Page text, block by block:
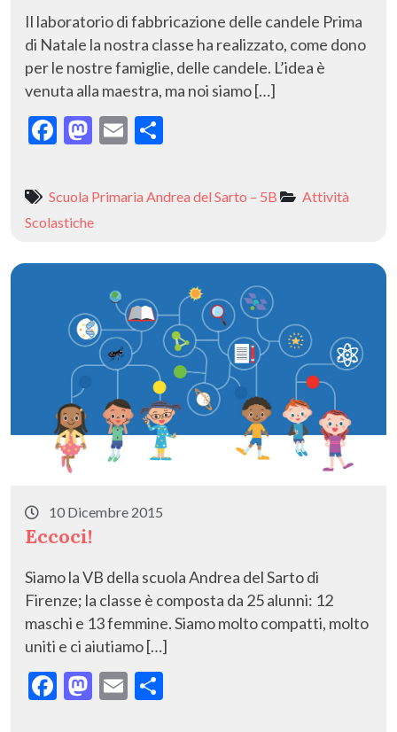
Il laboratorio di fabbricazione delle candele Prima
di Natale la nostra classe ha realizzato, come dono
per le nostre famiglie, delle candele. L’idea è
venuta alla maestra, ma noi siamo […]
F
e
b
o
M
to
d
n
E
ai n
di
Scuola Primaria Andrea del Sarto – 5B
Attività
Scolastiche
10 Dicembre 2015
Eccoci!
Siamo la VB della scuola Andrea del Sarto di
Firenze; la classe è composta da 25 alunni: 12
maschi e 13 femmine. Siamo molto compatti, molto
uniti e ci aiutiamo […]
F
M E